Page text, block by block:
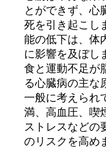
とができず、心
死を引き起こし
能の低下は、体
に影響を及ぼし
食と運動不足が
る心臓病の主な
一般に考えられ
満、高血圧、喫
ストレスなどの
のリスクを高め